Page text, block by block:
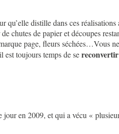
qu’elle distille dans ces réalisations
chutes de papier et découpes
page, fleurs séchées…Vous
est toujours temps de se
en 2009, et qui a vécu «